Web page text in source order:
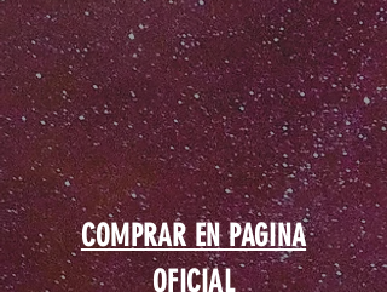
COMPRAR EN PAGINA
OFICIAL